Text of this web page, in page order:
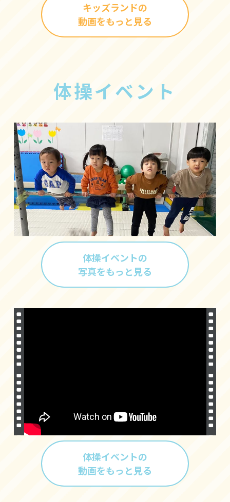
キッズランドの
動画をもっと見る
体操イベント
体操イベントの
写真をもっと見る
体操イベントの
動画をもっと見る